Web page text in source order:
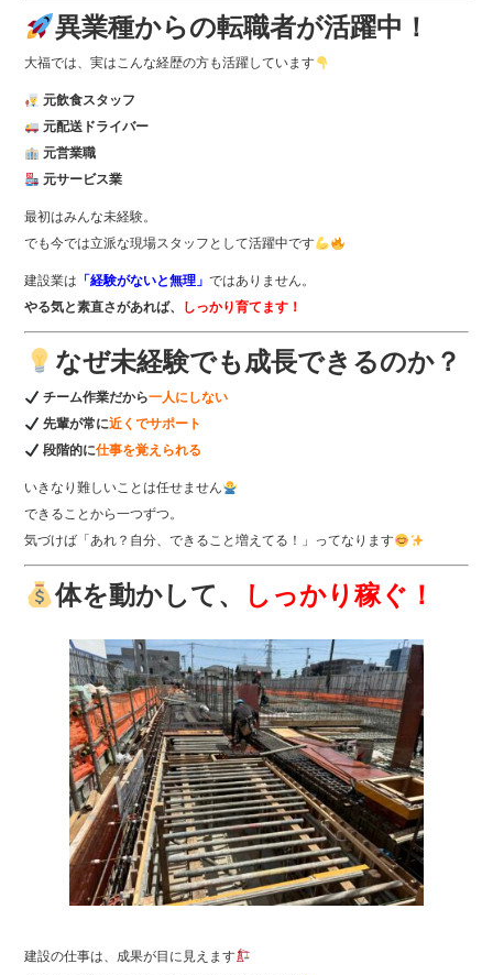
異業種からの転職者が活躍中！
大福では、実はこんな経歴の方も活躍しています
元飲食スタッフ
元配送ドライバー
元営業職
元サービス業
最初はみんな未経験。
でも今では立派な現場スタッフとして活躍中です
建設業は 「経験がないと無理」ではありません。
やる気と素直さがあれば、
しっかり育てます！
なぜ未経験でも成長できるのか？
チーム作業だから一人にしない
先輩が常に近くでサポート
段階的に仕事を覚えられる
いきなり難しいことは任せません
できることから一つずつ。
気づけば「あれ？自分、できること増えてる！」ってなります
体を動かして、 しっかり稼ぐ！
建設の仕事は、成果が目に見えます